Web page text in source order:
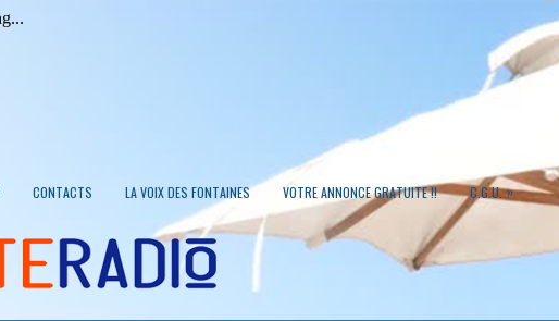
CONTACTS LA VOIX DES FONTAINES VOTRE ANNONCE GRATUITE !! C.G.U. »